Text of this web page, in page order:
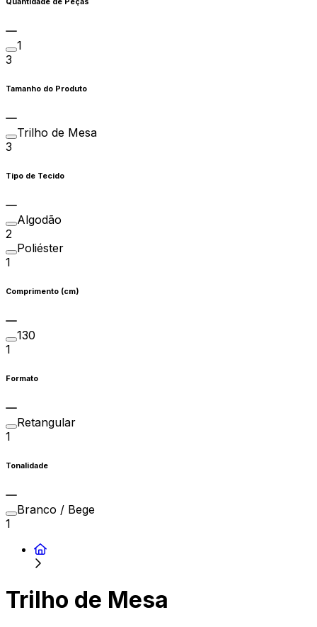
Quantidade de Peças
1
3
Tamanho do Produto
Trilho de Mesa
3
Tipo de Tecido
Algodão
2
Poliéster
1
Comprimento (cm)
130
1
Formato
Retangular
1
Tonalidade
Branco / Bege
1
Trilho de Mesa